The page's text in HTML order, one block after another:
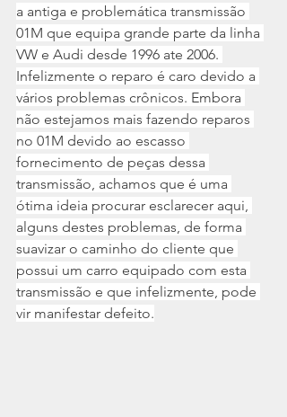
a antiga e problemática transmissão
01M que equipa grande parte da linha
VW e Audi desde 1996 ate 2006.
Infelizmente o reparo é caro devido a
vários problemas crônicos. Embora
não estejamos mais fazendo reparos
no 01M devido ao escasso
fornecimento de peças dessa
transmissão, achamos que é uma
ótima ideia procurar esclarecer aqui,
alguns destes problemas, de forma
suavizar o caminho do cliente que
possui um carro equipado com esta
transmissão e que infelizmente, pode
vir manifestar defeito.